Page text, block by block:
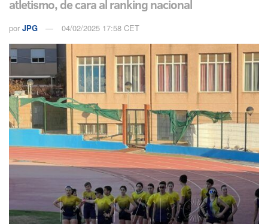
atletismo, de cara al ranking nacional
por JPG 04/02/2025 17:58 CET